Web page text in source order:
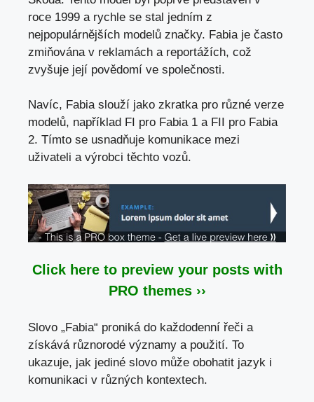
roce 1999 a rychle se stal jedním z
nejpopulárnějších modelů značky. Fabia je často
zmiňována v reklamách a reportážích, což
zvyšuje její povědomí ve společnosti.
Navíc, Fabia slouží jako zkratka pro různé verze
modelů, například FI pro Fabia 1 a FII pro Fabia
2. Tímto se usnadňuje komunikace mezi
uživateli a výrobci těchto vozů.
Click here to preview your posts with
PRO themes ››
Slovo „Fabia“ proniká do každodenní řeči a
získává různorodé významy a použití. To
ukazuje, jak jediné slovo může obohatit jazyk i
komunikaci v různých kontextech.